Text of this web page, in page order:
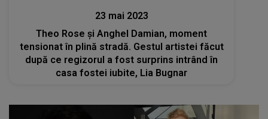
23 mai 2023
Theo Rose și Anghel Damian, moment
tensionat în plină stradă. Gestul artistei făcut
după ce regizorul a fost surprins intrând în
casa fostei iubite, Lia Bugnar